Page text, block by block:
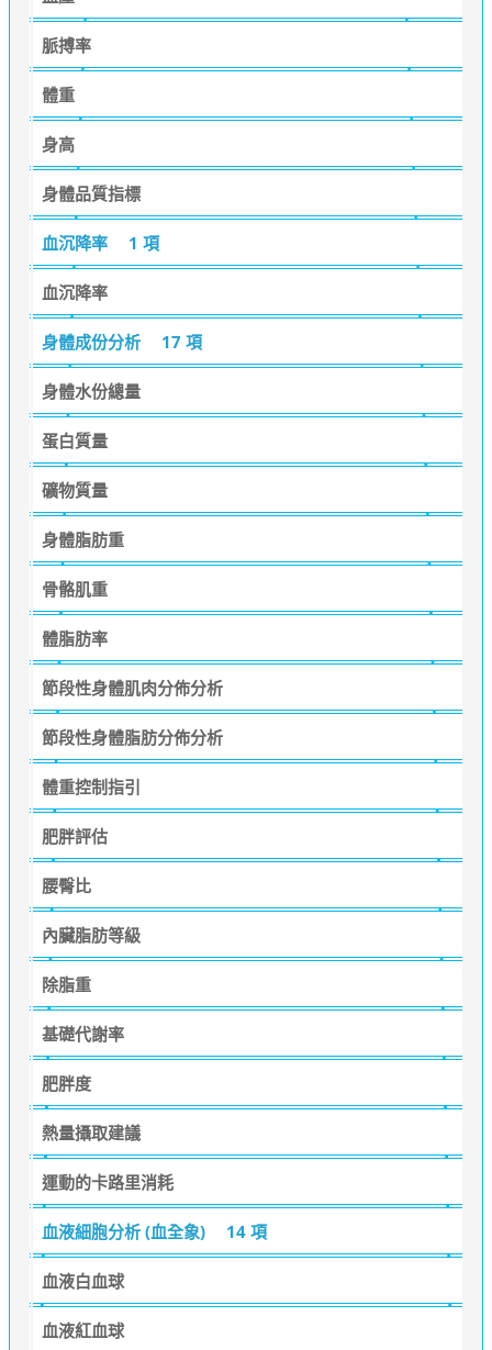
脈搏率
體重
身高
身體品質指標
血沉降率 1 項
血沉降率
身體成份分析 17 項
身體水份總量
蛋白質量
礦物質量
身體脂肪重
骨骼肌重
體脂肪率
節段性身體肌肉分佈分析
節段性身體脂肪分佈分析
體重控制指引
肥胖評估
腰臀比
內臟脂肪等級
除脂重
基礎代謝率
肥胖度
熱量攝取建議
運動的卡路里消耗
血液細胞分析 (血全象) 14 項
血液白血球
血液紅血球